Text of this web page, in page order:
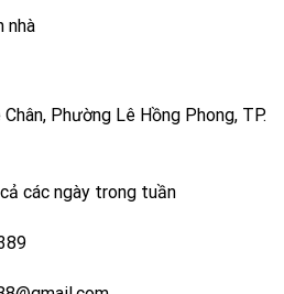
nhà
Phường Lê Hồng Phong, TP.
các ngày trong tuần